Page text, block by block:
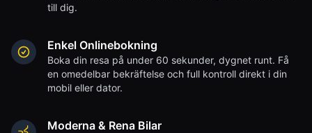
till dig.
Enkel Onlinebokning
Boka din resa på under 60 sekunder, dygnet runt. Få
en omedelbar bekräftelse och full kontroll direkt i din
mobil eller dator.
Moderna & Rena Bilar